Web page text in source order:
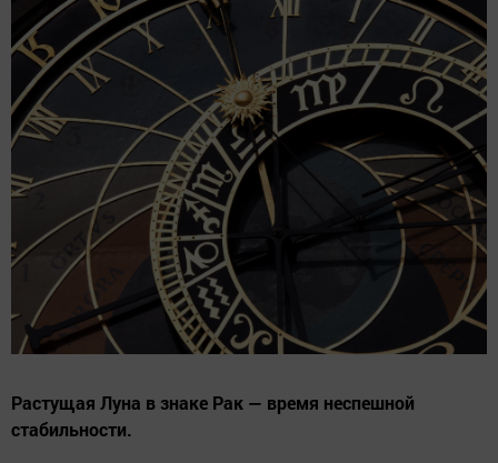
Растущая Луна в знаке Рак — время неспешной
стабильности.